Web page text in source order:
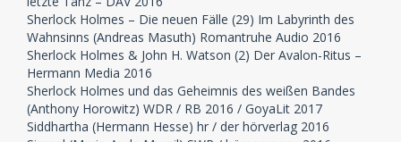
Sherlock Holmes – Die neuen Fälle (29) Im Labyrinth des
Wahnsinns (Andreas Masuth) Romantruhe Audio 2016
Sherlock Holmes & John H. Watson (2) Der Avalon-Ritus –
Hermann Media 2016
Sherlock Holmes und das Geheimnis des weißen Bandes
(Anthony Horowitz) WDR / RB 2016 / GoyaLit 2017
Siddhartha (Hermann Hesse) hr / der hörverlag 2016